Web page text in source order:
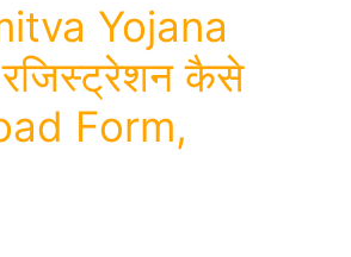
Yojana
रजिस्ट्रेशन कैसे
Form,